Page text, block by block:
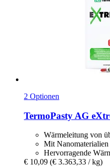
2 Optionen
TermoPasty AG
Wärmeleitung von
Mit Nanomaterialien
Hervorragende
€ 10,09 (€ 3.363,33 / kg)